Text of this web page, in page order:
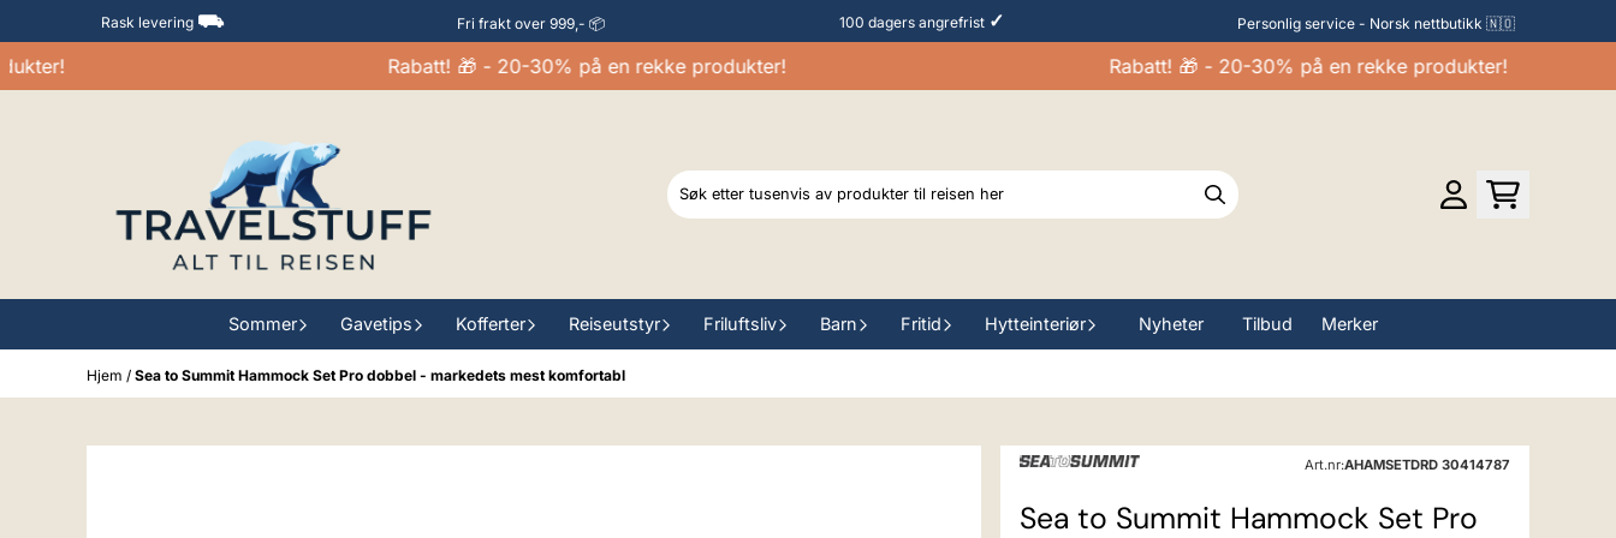
Hopp til innholdRask levering ⛟ Fri frakt over 999,- 📦 100 dagers angrefrist ✓ Personlig service - Norsk nettbutikk 🇳🇴
Rabatt! 🎁 - 20-30% på en rekke produkter! Rabatt! 🎁 - 20-30% på en rekke produkter!
Sommer Gavetips Kofferter Reiseutstyr Friluftsliv Barn Fritid Hytteinteriør Nyheter Tilbud Merker
Hjem / Sea to Summit Hammock Set Pro dobbel - markedets mest komfortabl
Art.nr:AHAMSETDRD 30414787
Sea to Summit Hammock Set Pro